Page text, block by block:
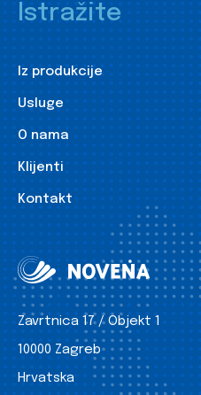
Istražite
Iz produkcije
Usluge
O nama
Klijenti
Kontakt
Zavrtnica 17 / Objekt 1
10000 Zagreb
Hrvatska